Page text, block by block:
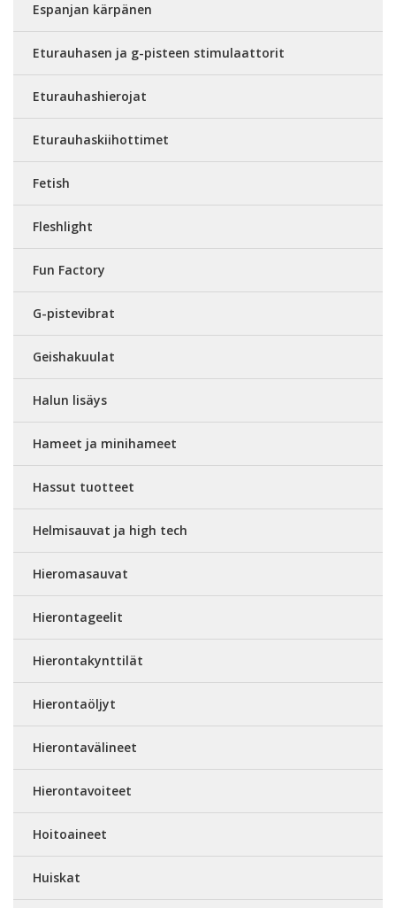
Espanjan kärpänen
Eturauhasen ja g-pisteen stimulaattorit
Eturauhashierojat
Eturauhaskiihottimet
Fetish
Fleshlight
Fun Factory
G-pistevibrat
Geishakuulat
Halun lisäys
Hameet ja minihameet
Hassut tuotteet
Helmisauvat ja high tech
Hieromasauvat
Hierontageelit
Hierontakynttilät
Hierontaöljyt
Hierontavälineet
Hierontavoiteet
Hoitoaineet
Huiskat